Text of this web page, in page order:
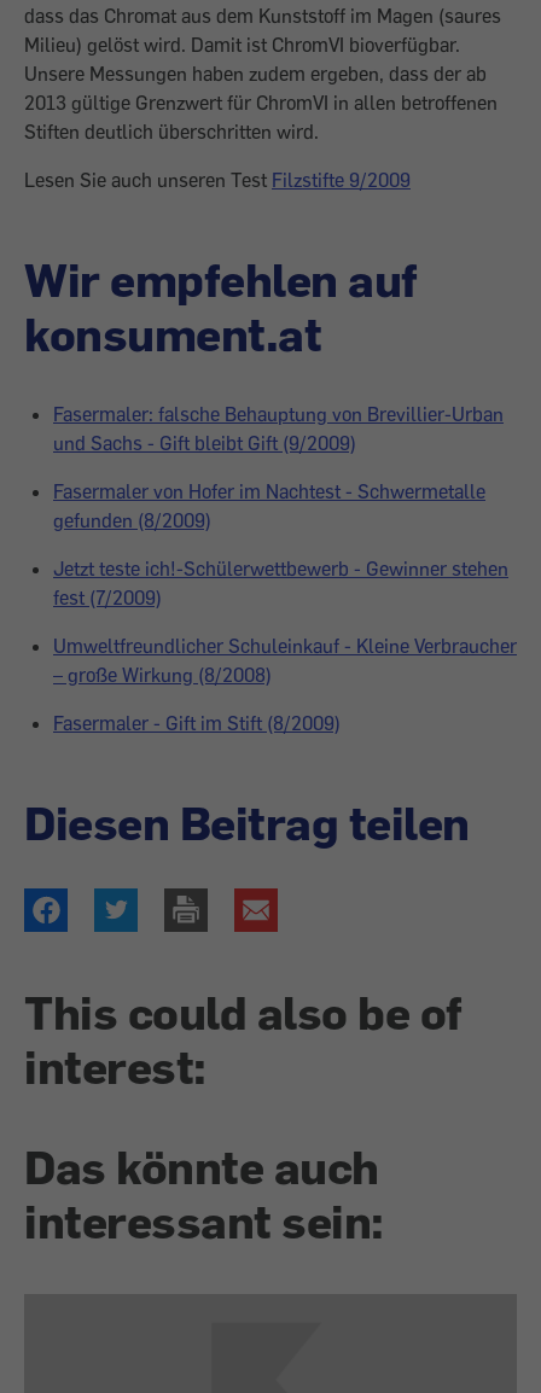
dass das Chromat aus dem Kunststoff im Magen (saures
Milieu) gelöst wird. Damit ist ChromVI bioverfügbar.
Unsere Messungen haben zudem ergeben, dass der ab
2013 gültige Grenzwert für ChromVI in allen betroffenen
Stiften deutlich überschritten wird.
Lesen Sie auch unseren Test Filzstifte 9/2009
Wir empfehlen auf
konsument.at
Fasermaler: falsche Behauptung von Brevillier-Urban
und Sachs - Gift bleibt Gift (9/2009)
Fasermaler von Hofer im Nachtest - Schwermetalle
gefunden (8/2009)
Jetzt teste ich!-Schülerwettbewerb - Gewinner stehen
fest (7/2009)
Umweltfreundlicher Schuleinkauf - Kleine Verbraucher
– große Wirkung (8/2008)
Fasermaler - Gift im Stift (8/2009)
Diesen Beitrag teilen
This could also be of
interest:
Das könnte auch
interessant sein: